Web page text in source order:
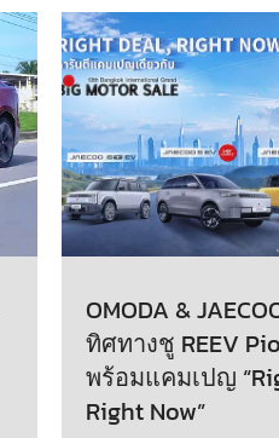
OMODA &
ทิศทางชู REEV
พร้อมแคมเปญ
Right Now”